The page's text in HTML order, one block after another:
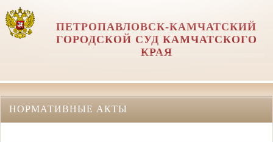
ПЕТРОПАВЛОВСК-КАМЧАТСКИЙ
ГОРОДСКОЙ СУД КАМЧАТСКОГО
КРАЯ
НОРМАТИВНЫЕ АКТЫ